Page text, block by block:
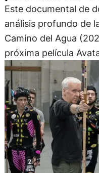
Este documental de
análisis profundo de
Camino del Agua
próxima película